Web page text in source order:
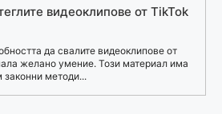
видеоклипове от TikTok
да свалите видеоклипове от
желано умение. Този материал има
методи...